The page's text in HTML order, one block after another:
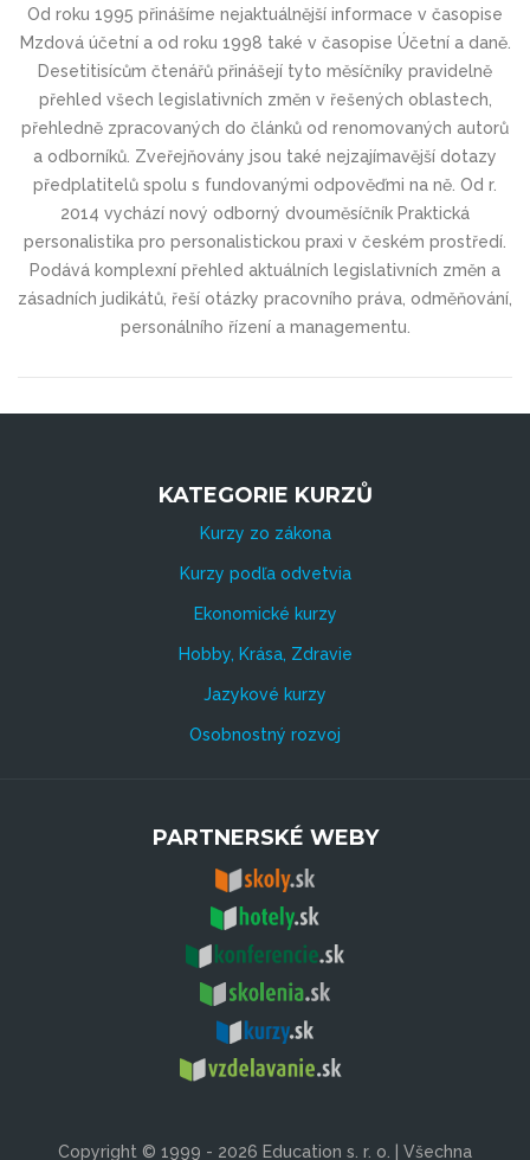
Od roku 1995 přinášíme nejaktuálnější informace v časopise
Mzdová účetní a od roku 1998 také v časopise Účetní a daně.
Desetitisícům čtenářů přinášejí tyto měsíčníky pravidelně
přehled všech legislativních změn v řešených oblastech,
přehledně zpracovaných do článků od renomovaných autorů
a odborníků. Zveřejňovány jsou také nejzajímavější dotazy
předplatitelů spolu s fundovanými odpověďmi na ně. Od r.
2014 vychází nový odborný dvouměsíčník Praktická
personalistika pro personalistickou praxi v českém prostředí.
Podává komplexní přehled aktuálních legislativních změn a
zásadních judikátů, řeší otázky pracovního práva, odměňování,
personálního řízení a managementu.
KATEGORIE KURZŮ
Kurzy zo zákona
Kurzy podľa odvetvia
Ekonomické kurzy
Hobby, Krása, Zdravie
Jazykové kurzy
Osobnostný rozvoj
PARTNERSKÉ WEBY
Copyright © 1999 - 2026 Education s. r. o. | Všechna